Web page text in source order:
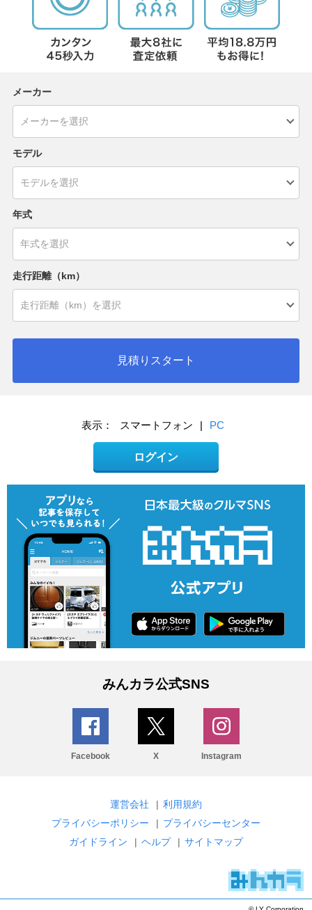
メーカー
モデル
年式
走行距離（km）
見積りスタート
表示： スマートフォン | PC
ログイン
みんカラ公式SNS
Facebook X Instagram
運営会社 | 利用規約
プライバシーポリシー
| プライバシーセンター
ガイドライン
| ヘルプ | サイトマップ